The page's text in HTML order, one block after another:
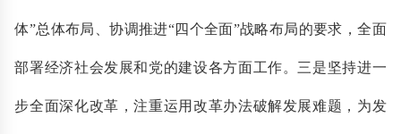
体”总体布局、协调推进“四个全面”战略布局的要求，全面
部署经济社会发展和党的建设各方面工作。三是坚持进一
步全面深化改革，注重运用改革办法破解发展难题，为发